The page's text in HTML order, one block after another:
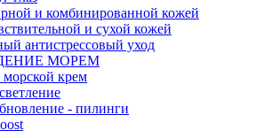
и комбинированной кожей
и сухой кожей
антистрессовый уход
МОРЕМ
крем
- пилинги